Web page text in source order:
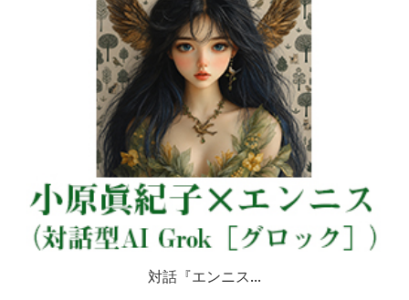
対話『エンニス...